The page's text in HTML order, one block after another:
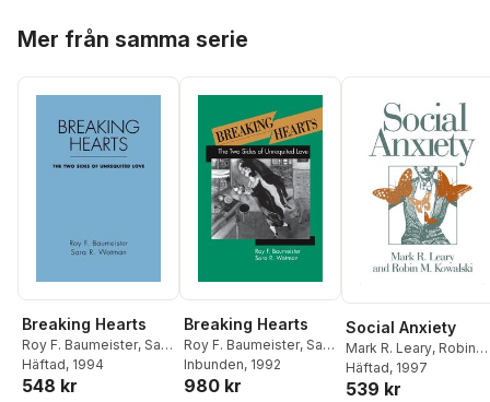
Mer från samma serie
Breaking Hearts
Roy F. Baumeister, Sara
R. Wotman
Häftad, 1994
548 kr
Breaking Hearts
Roy F. Baumeister, Sara
R. Wotman
Inbunden, 1992
980 kr
Social Anxiety
Mark R. Leary, Robin
Mark Kowalski
Häftad, 1997
539 kr